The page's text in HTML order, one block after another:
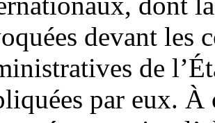
devant les
de
par eux.